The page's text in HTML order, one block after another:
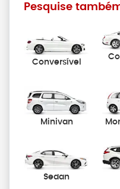
Pesquise
Conversível
Minivan
Sedan